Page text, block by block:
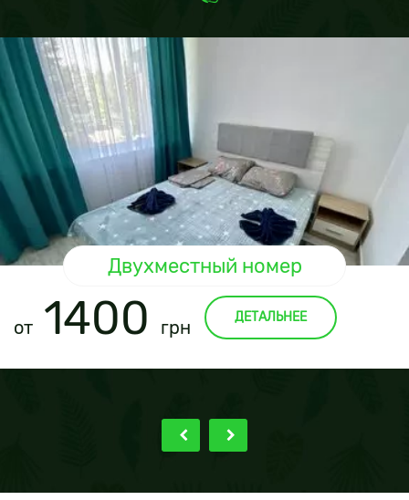
Двухместный номер
от 1400 грн ДЕТАЛЬНЕЕ